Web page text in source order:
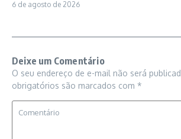
6 de agosto de 2026
Deixe um Comentário
O seu endereço de e-mail não será
obrigatórios são marcados com *